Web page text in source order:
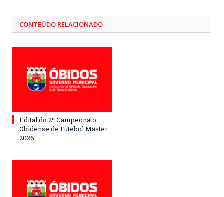
CONTEÚDO RELACIONADO
Edital do 2º Campeonato
Obidense de Futebol Master
2026